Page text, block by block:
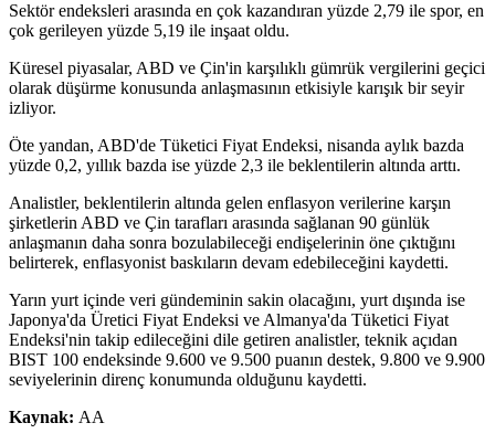
Sektör endeksleri arasında en çok kazandıran yüzde 2,79 ile spor, en
çok gerileyen yüzde 5,19 ile inşaat oldu.
Küresel piyasalar, ABD ve Çin'in karşılıklı gümrük vergilerini geçici
olarak düşürme konusunda anlaşmasının etkisiyle karışık bir seyir
izliyor.
Öte yandan, ABD'de Tüketici Fiyat Endeksi, nisanda aylık bazda
yüzde 0,2, yıllık bazda ise yüzde 2,3 ile beklentilerin altında arttı.
Analistler, beklentilerin altında gelen enflasyon verilerine karşın
şirketlerin ABD ve Çin tarafları arasında sağlanan 90 günlük
anlaşmanın daha sonra bozulabileceği endişelerinin öne çıktığını
belirterek, enflasyonist baskıların devam edebileceğini kaydetti.
Yarın yurt içinde veri gündeminin sakin olacağını, yurt dışında ise
Japonya'da Üretici Fiyat Endeksi ve Almanya'da Tüketici Fiyat
Endeksi'nin takip edileceğini dile getiren analistler, teknik açıdan
BIST 100 endeksinde 9.600 ve 9.500 puanın destek, 9.800 ve 9.900
seviyelerinin direnç konumunda olduğunu kaydetti.
Kaynak: AA